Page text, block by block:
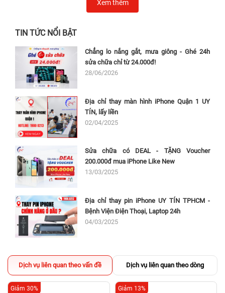
Xem thêm
TIN TỨC NỔI BẬT
Chẳng lo nắng gắt, mưa giông - Ghé 24h
sửa chữa chỉ từ 24.000đ!
28/06/2026
Địa chỉ thay màn hình iPhone Quận 1 UY
TÍN, lấy liền
02/04/2025
Sửa chữa có DEAL - TẶNG Voucher
200.000đ mua iPhone Like New
13/03/2025
Địa chỉ thay pin iPhone UY TÍN TPHCM -
Bệnh Viện Điện Thoại, Laptop 24h
04/03/2025
Dịch vụ liên quan theo vấn đề Dịch vụ liên quan theo dòng
Giảm 30% Giảm 13%